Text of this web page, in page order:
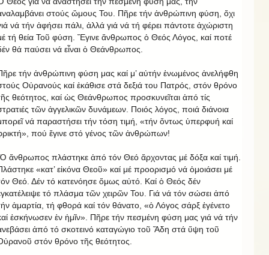
στούς ὤμους Του. Πῆρε τήν ἀνθρώπινη φύση, ὄχι
νά τήν ἀφήσει πάλι, ἀλλά γιά νά τή φέρει πάντοτε ἀχώριστη
τή θεία Τοῦ φύση. Ἔγινε ἄνθρωπος ὁ Θεός Λόγος, καί ποτέ
θά παύσει νά εἶναι ὁ Θεάνθρωπος.
τήν ἀνθρώπινη φύση μας καί μ’ αὐτήν ἑνωμένος ἀνελήφθη
Οὐρανούς καί ἐκάθισε στά δεξιά του Πατρός, στόν θρόνο
θεότητος, καί ὡς Θεάνθρωπος προσκυνεῖται ἀπό τίς
τῶν ἀγγελικῶν δυνάμεων. Ποιός λόγος, ποιά διάνοια
νά παραστήσει τήν τόση τιμή, «τήν ὄντως ὑπερφυή καί
πού ἔγινε στό γένος τῶν ἀνθρώπων!
ἄνθρωπος πλάστηκε ἀπό τόν Θεό ἄρχοντας μέ δόξα καί τιμή.
«κατ’ εἰκόνα Θεοῦ» καί μέ προορισμό νά ὁμοιάσει μέ
Θεό. Δέν τό κατενόησε ὅμως αὐτό. Καί ὁ Θεός δέν
τό πλάσμα τῶν χειρῶν Του. Γιά νά τόν σώσει ἀπό
ἁμαρτία, τή φθορά καί τόν θάνατο, «ὁ Λόγος σάρξ ἐγένετο
ἐσκήνωσεν ἐν ἡμῖν». Πῆρε τήν πεσμένη φύση μας γιά νά τήν
ἀπό τό σκοτεινό καταγώγιο τοῦ Ἅδη στά ὕψη τοῦ
στόν θρόνο τῆς θεότητος.